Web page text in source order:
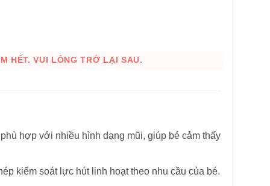
HẾT. VUI LÒNG TRỞ LẠI SAU.
hợp với nhiều hình dạng mũi, giúp bé cảm thấy
kiểm soát lực hút linh hoạt theo nhu cầu của bé.